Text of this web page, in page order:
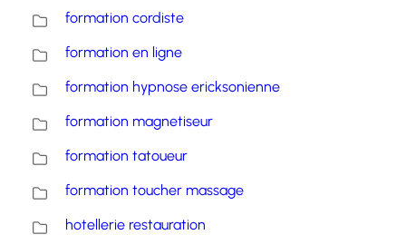
formation cordiste
formation en ligne
formation hypnose ericksonienne
formation magnetiseur
formation tatoueur
formation toucher massage
hotellerie restauration